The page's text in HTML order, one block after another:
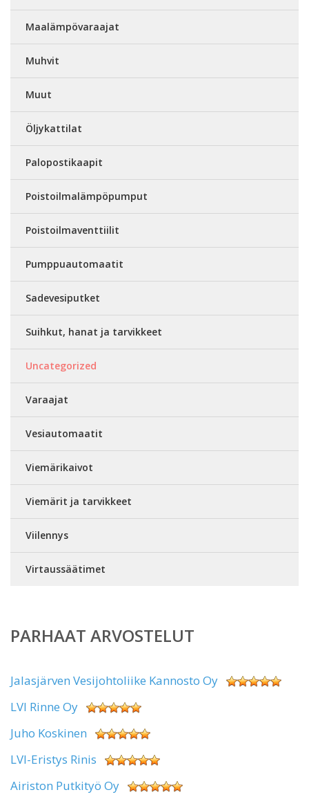
Maalämpövaraajat
Muhvit
Muut
Öljykattilat
Palopostikaapit
Poistoilmalämpöpumput
Poistoilmaventtiilit
Pumppuautomaatit
Sadevesiputket
Suihkut, hanat ja tarvikkeet
Uncategorized
Varaajat
Vesiautomaatit
Viemärikaivot
Viemärit ja tarvikkeet
Viilennys
Virtaussäätimet
PARHAAT ARVOSTELUT
Jalasjärven Vesijohtoliike Kannosto Oy
LVI Rinne Oy
Juho Koskinen
LVI-Eristys Rinis
Airiston Putkityö Oy